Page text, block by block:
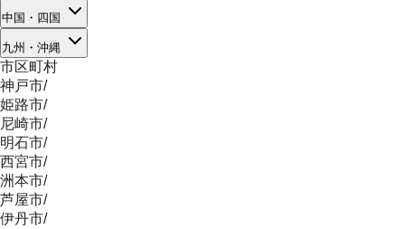
中国・四国
九州・沖縄
市区町村
神戸市/
姫路市/
尼崎市/
明石市/
西宮市/
洲本市/
芦屋市/
伊丹市/